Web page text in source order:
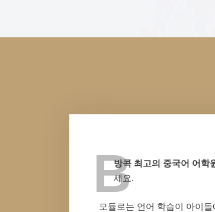
B방콕 최고의 중국어 어학
세요.
모듈로는 언어 학습이 아이